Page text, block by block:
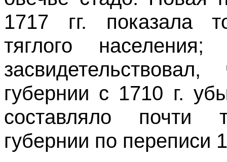
1717 гг. показала
тяглого
губернии с 1710 г.
составляло почти
губернии по переписи